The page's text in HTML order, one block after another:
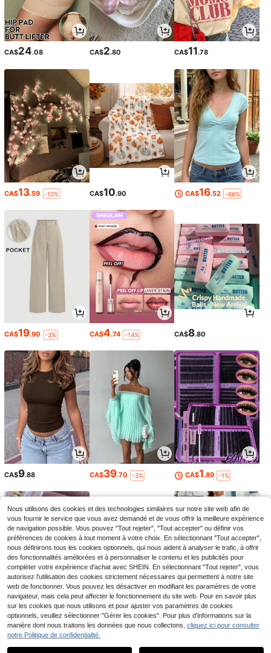
0
CA$24.08 CA$2.80 CA$11.78
CA$13.59 -10% CA$10.90 CA$16.52 -66%
CA$19.90 -3% CA$4.74 -14% CA$8.80
CA$9.88 CA$39.70 -3% CA$1.89 -1%
CA$6.16 -2% CA$7.09 -57% CA$27.28
Nous utilisons des cookies et des technologies similaires sur notre site web afin de
vous fournir le service que vous avez demandé et de vous offrir la meilleure expérience
de navigation possible. Vous pouvez "Tout rejeter", "Tout accepter" ou définir vos
préférences de cookies à tout moment à votre choix. En sélectionnant "Tout accepter",
nous définirons tous les cookies optionnels, qui nous aident à analyser le trafic, à offrir
des fonctionnalités améliorées et à personnaliser le contenu et les publicités pour
compléter votre expérience d'achat avec SHEIN. En sélectionnant "Tout rejeter", vous
autorisez l'utilisation des cookies strictement nécessaires qui permettent à notre site
web de fonctionner. Vous pouvez les désactiver en modifiant les paramètres de votre
navigateur, mais cela peut affecter le fonctionnement du site web. Pour en savoir plus
sur les cookies que nous utilisons et pour ajuster vos paramètres de cookies
optionnels, veuillez sélectionner "Gérer les cookies". Pour plus d'informations sur la
manière dont nous traitons les données que nous collectons, cliquez ici pour consulter
notre Politique de confidentialité.